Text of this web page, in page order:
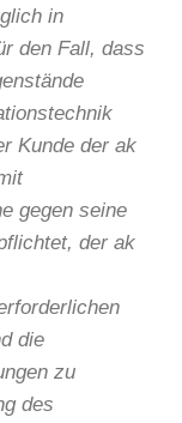
in
den Fall, dass
Kunde der ak
gegen seine
der ak
die
zu
des